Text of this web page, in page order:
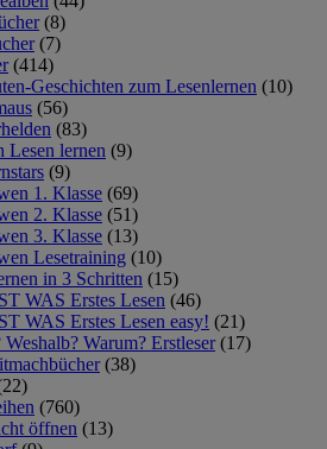
(8)
(7)
(414)
Geschichten zum Lesenlernen (10)
(56)
(83)
Lesen lernen (9)
(9)
1. Klasse (69)
2. Klasse (51)
3. Klasse (13)
Lesetraining (10)
in 3 Schritten (15)
WAS Erstes Lesen (46)
WAS Erstes Lesen easy! (21)
Weshalb? Warum? Erstleser (17)
(38)
(760)
öffnen (13)